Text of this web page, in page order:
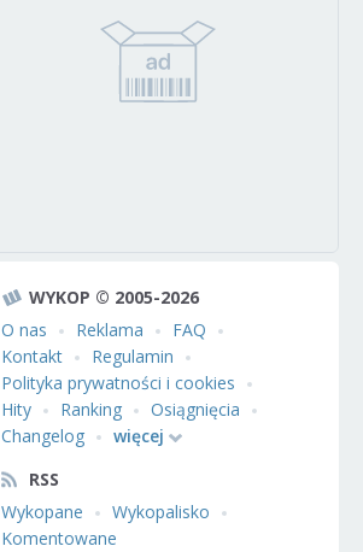
WYKOP © 2005-2026
O nas
Reklama
FAQ
Kontakt
Regulamin
Polityka prywatności i cookies
Hity
Ranking
Osiągnięcia
Changelog
więcej
RSS
Wykopane
Wykopalisko
Komentowane